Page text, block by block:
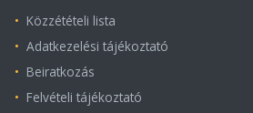
Közzétételi lista
Adatkezelési tájékoztató
Beiratkozás
Felvételi tájékoztató